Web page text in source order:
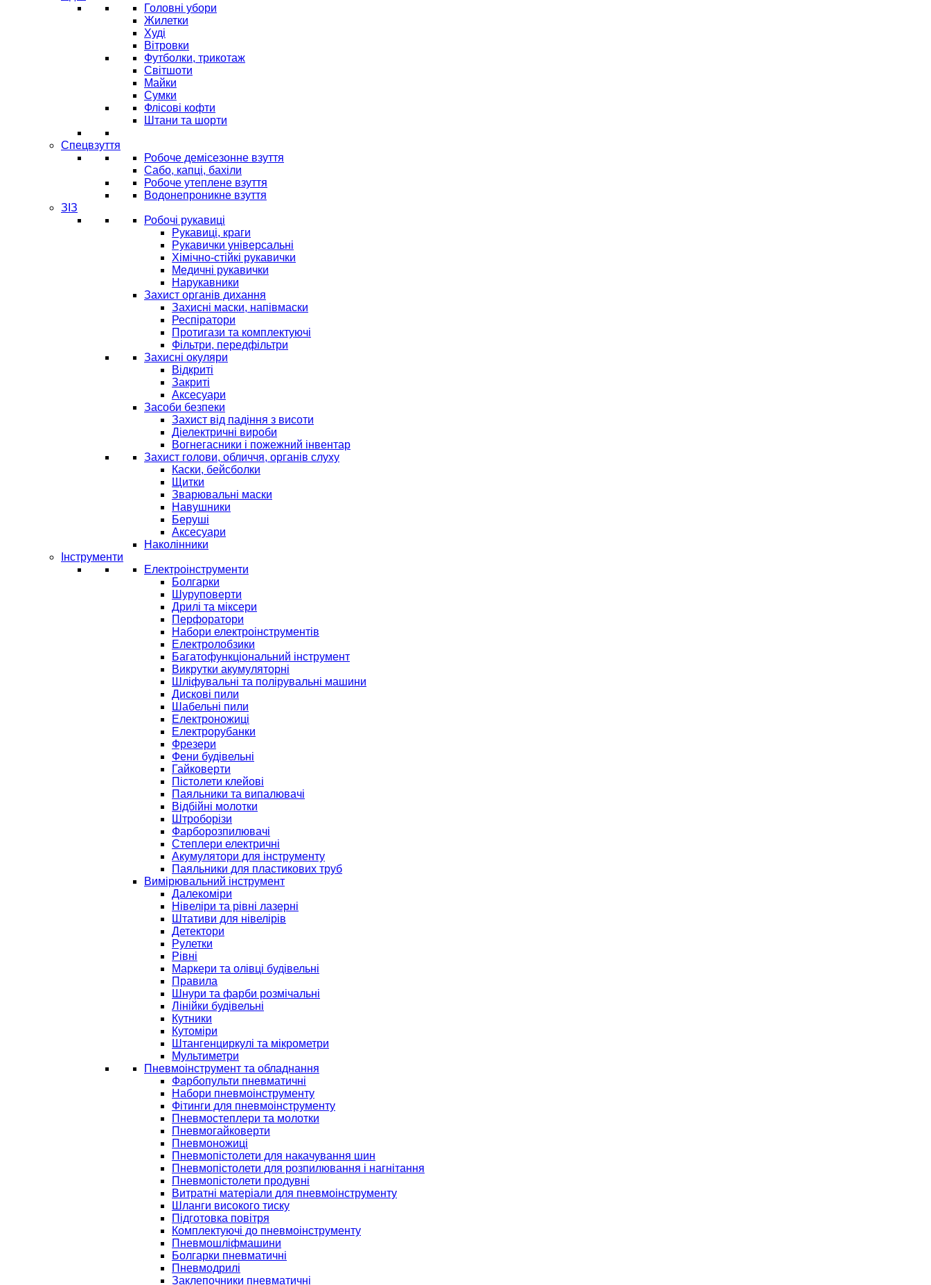
Головні убори
Жилетки
Худі
Вітровки
Футболки, трикотаж
Світшоти
Майки
Сумки
Флісові кофти
Штани та шорти
Спецвзуття
Робоче демісезонне взуття
Сабо, капці, бахіли
Робоче утеплене взуття
Водонепроникне взуття
ЗІЗ
Робочі рукавиці
Рукавиці, краги
Рукавички універсальні
Хімічно-стійкі рукавички
Медичні рукавички
Нарукавники
Захист органів дихання
Захисні маски, напівмаски
Респіратори
Протигази та комплектуючі
Фільтри, передфільтри
Захисні окуляри
Відкриті
Закриті
Аксесуари
Засоби безпеки
Захист від падіння з висоти
Діелектричні вироби
Вогнегасники і пожежний інвентар
Захист голови, обличчя, органів слуху
Каски, бейсболки
Щитки
Зварювальні маски
Навушники
Беруші
Аксесуари
Наколінники
Інструменти
Електроінструменти
Болгарки
Шуруповерти
Дрилі та міксери
Перфоратори
Набори електроінструментів
Електролобзики
Багатофункціональний інструмент
Викрутки акумуляторні
Шліфувальні та полірувальні машини
Дискові пили
Шабельні пили
Електроножиці
Електрорубанки
Фрезери
Фени будівельні
Гайковерти
Пістолети клейові
Паяльники та випалювачі
Відбійні молотки
Штроборізи
Фарборозпилювачі
Степлери електричні
Акумулятори для інструменту
Паяльники для пластикових труб
Вимірювальний інструмент
Далекоміри
Нівеліри та рівні лазерні
Штативи для нівелірів
Детектори
Рулетки
Рівні
Маркери та олівці будівельні
Правила
Шнури та фарби розмічальні
Лінійки будівельні
Кутники
Кутоміри
Штангенциркулі та мікрометри
Мультиметри
Пневмоінструмент та обладнання
Фарбопульти пневматичні
Набори пневмоінструменту
Фітинги для пневмоінструменту
Пневмостеплери та молотки
Пневмогайковерти
Пневмоножиці
Пневмопістолети для накачування шин
Пневмопістолети для розпилювання і нагнітання
Пневмопістолети продувні
Витратні матеріали для пневмоінструменту
Шланги високого тиску
Підготовка повітря
Комплектуючі до пневмоінструменту
Пневмошліфмашини
Болгарки пневматичні
Пневмодрилі
Заклепочники пневматичні